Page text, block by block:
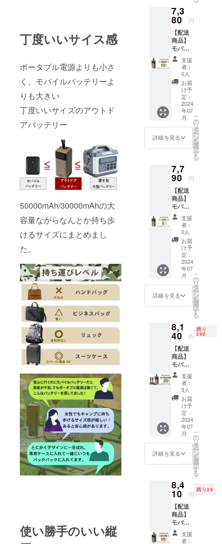
丁度いいサイス感
ポータブル電源よりも小さ
く、モバイルバッテリーよ
りも大きい
丁度いいサイズのアウトド
アバッテリー
50000mAh/30000mAhの大
容量ながらなんとか持ち歩
けるサイズにまとめまし
た。
使い勝手のいい縦
けの様では
なく、木々
が密集し生
物、土壌な
どを含めた
集合体を示
人間の資源
の産地であ
り、容易に
はなくなら
ず、永々育
つというイ
フルーク
フォレスト
は様々な人
や人脈、道
具、知恵、
まったプロ
り、創業時
の思想や思
いを代々受
け継がれて
という意味
の会社名で
用】 送
料込み
の価格
です。
【ご注
意】 ※
皆様の
支援に
より量
産効率
が向上
した場
合、正
規販売
価格が
販売予
定価格
ござい
ます。
※デザイ
ン・仕
様は変
更にな
る可能
性もご
ざいま
す。ご
了承く
ださ
い。 ※
ご注文
状況、
使用部
材の供
上の都
合等に
より出
荷時期
が遅れ
る場合
があり
ます。
※製品保
証は6か
月、初
期不良
の場合
は交換
致しま
7,3
80 円
【配送
商品】
モバイ
ル
チャー
ジャー
30000
mAh １
般販売
価格】
8200円
【割引
率】
10％OF
F 【配
用】 送
料込み
の価格
です。
【ご注
意】 ※
皆様の
支援に
より量
産効率
が向上
した場
合、正
規販売
価格が
販売予
定価格
ござい
ます。
※デザイ
ン・仕
様は変
更にな
る可能
性もご
ざいま
す。ご
了承く
ださ
い。 ※
ご注文
状況、
使用部
材の供
上の都
合等に
より出
荷時期
が遅れ
る場合
があり
ます。
支援
者：
0人
お届
け予
定：
2024
年07
月
詳細を見る
こ
の
リ
タ
ー
ン
を
選
択
す
る
7,7
90 円
【配送
商品】
モバイ
ル
チャー
ジャー
30000
mAh １
般販売
価格】
8200円
【割引
率】
5％OFF
【配送
送料込
みの価
格で
す。
【ご注
意】 ※
皆様の
支援に
より量
産効率
が向上
した場
合、正
規販売
価格が
販売予
定価格
ござい
ます。
※デザイ
ン・仕
様は変
更にな
る可能
性もご
支援
者：
0人
お届
け予
定：
2024
年07
月
詳細を見る
こ
の
リ
タ
ー
ン
を
選
択
す
る
8,1
40 円
残り
295
【配送
商品】
モバイ
ル
チャー
ジャー
30000
mAh １
TYPE-C
ケーブ
ル 1本
【一般
販売価
格】
10180
引率】
20％OF
F 【配
送費
用】 送
料込み
の価格
です。
支援
者：
5人
お届
け予
定：
2024
年07
月
詳細を見る
こ
の
リ
タ
ー
ン
を
選
択
す
る
8,4
10 円
残り29
【配送
商品】
モバイ
ル
チャー
支援
者：